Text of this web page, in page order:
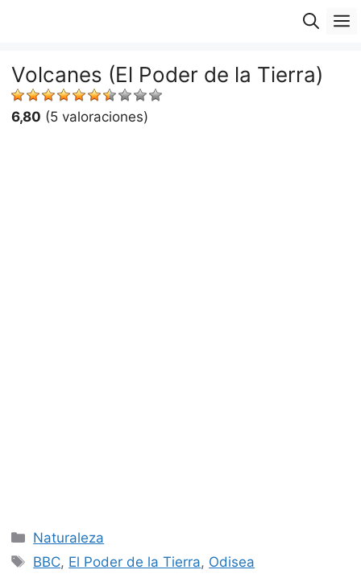
Volcanes (El Poder de la Tierra)
6,80 (5 valoraciones)
Categorías
Naturaleza
Etiquetas
BBC, El Poder de la Tierra, Odisea